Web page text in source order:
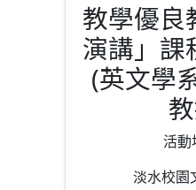
教學優良
演講」課
(英文學
活動
淡水校園